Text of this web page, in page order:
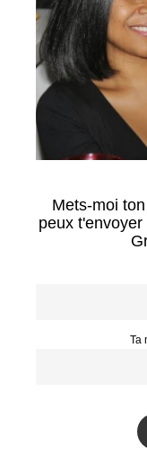
Mets-moi
peux t'envoyer
Ta